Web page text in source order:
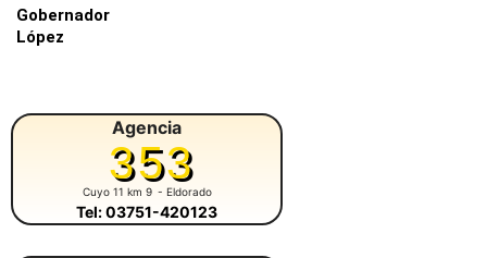
Gobernador
López
Agencia
353
Cuyo 11 km 9 - Eldorado
Tel: 03751-420123